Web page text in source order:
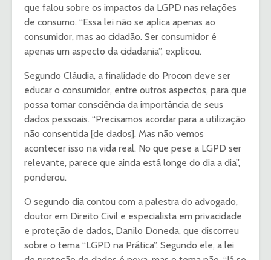
que falou sobre os impactos da LGPD nas relações
de consumo. “Essa lei não se aplica apenas ao
consumidor, mas ao cidadão. Ser consumidor é
apenas um aspecto da cidadania”, explicou.
Segundo Cláudia, a finalidade do Procon deve ser
educar o consumidor, entre outros aspectos, para que
possa tomar consciência da importância de seus
dados pessoais. “Precisamos acordar para a utilização
não consentida [de dados]. Mas não vemos
acontecer isso na vida real. No que pese a LGPD ser
relevante, parece que ainda está longe do dia a dia”,
ponderou.
O segundo dia contou com a palestra do advogado,
doutor em Direito Civil e especialista em privacidade
e proteção de dados, Danilo Doneda, que discorreu
sobre o tema “LGPD na Prática”. Segundo ele, a lei